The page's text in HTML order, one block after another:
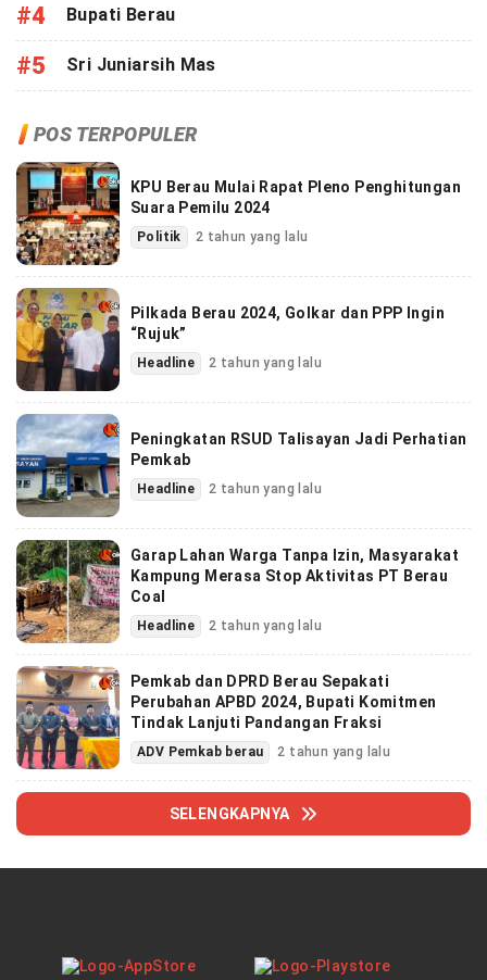
#4 Bupati Berau
#5 Sri Juniarsih Mas
POS TERPOPULER
KPU Berau Mulai Rapat Pleno Penghitungan
Suara Pemilu 2024
Politik 2 tahun yang lalu
Pilkada Berau 2024, Golkar dan PPP Ingin
“Rujuk”
Headline 2 tahun yang lalu
Peningkatan RSUD Talisayan Jadi Perhatian
Pemkab
Headline 2 tahun yang lalu
Garap Lahan Warga Tanpa Izin, Masyarakat
Kampung Merasa Stop Aktivitas PT Berau
Coal
Headline 2 tahun yang lalu
Pemkab dan DPRD Berau Sepakati
Perubahan APBD 2024, Bupati Komitmen
Tindak Lanjuti Pandangan Fraksi
ADV Pemkab berau 2 tahun yang lalu
SELENGKAPNYA